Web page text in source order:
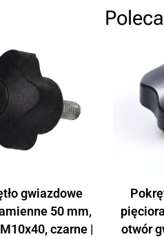
gwiazdowe
50 mm,
czarne |
otwór